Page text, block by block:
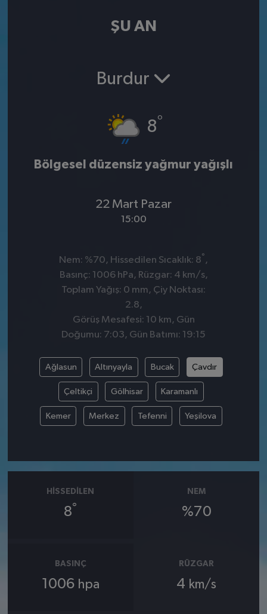
ŞU AN
Burdur
8°
Bölgesel düzensiz yağmur yağışlı
22 Mart Pazar
15:00
Nem: %70, Hissedilen Sıcaklık: 8° ,
Basınç: 1006 hPa, Rüzgar: 4 km/s,
Toplam Yağış: 0 mm, Çiy Noktası:
2.8,
Görüş Mesafesi: 10 km, Gün
Doğumu: 7:03, Gün Batımı: 19:15
Ağlasun Altınyayla Bucak Çavdır
Çeltikçi Gölhisar Karamanlı
Kemer Merkez Tefenni Yeşilova
HISSEDILEN
8°
NEM
%70
BASINÇ
1006 hpa
RÜZGAR
4 km/s